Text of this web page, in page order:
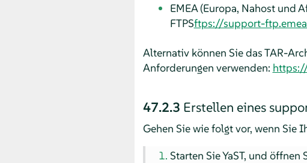
EMEA (Europa, Nahost und
FTPSftps://support-
Alternativ können Sie das TAR-
Anforderungen verwenden:
47.2.3 Erstellen eines
Gehen Sie wie folgt vor, wenn Sie
Starten Sie YaST, und öffnen